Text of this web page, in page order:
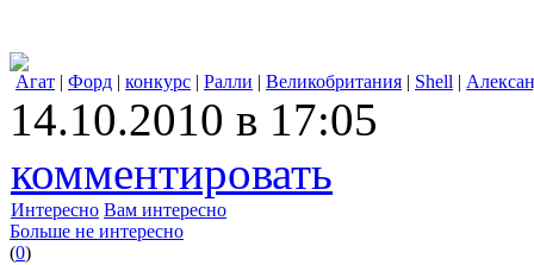
Агат | Форд | конкурс | Ралли | Великобритания | Shell |
14.10.2010 в 17:05
комментировать
Интересно Вам интересно
Больше не интересно
(0)